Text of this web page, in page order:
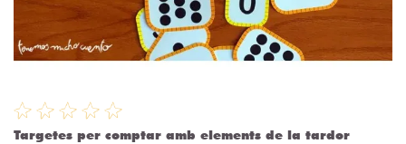
Targetes per comptar amb elements de la tardor